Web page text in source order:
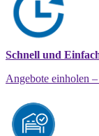
Schnell und
Angebote einholen